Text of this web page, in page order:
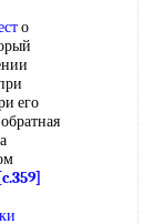
о
его
[c.359]